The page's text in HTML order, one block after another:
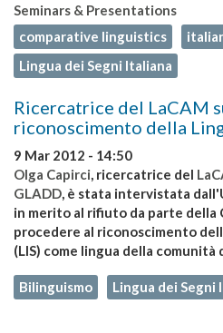
Seminars & Presentations
comparative linguistics
Lingua dei Segni Italiana
Ricercatrice del LaCAM
riconoscimento della
9 Mar 2012 - 14:50
Olga Capirci, ricercatrice del
GLADD, è stata intervistata
in merito al rifiuto da parte della
procedere al riconoscimento
(LIS) come lingua della comunità
Bilinguismo Lingua dei Segni